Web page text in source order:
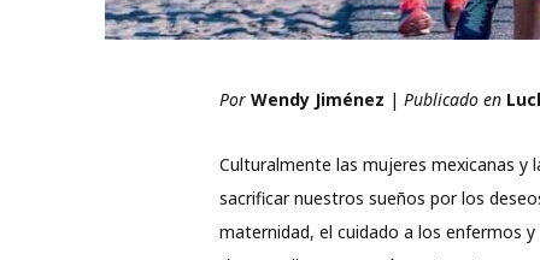
Por Wendy Jiménez | Publicado en
Culturalmente las mujeres mexicanas y
sacrificar nuestros sueños por los
maternidad, el cuidado a los enfermos